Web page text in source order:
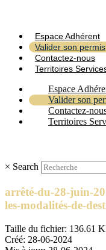
Espace Adhérent
Valider son permis
Contactez-nous
Territoires
Espace
Valider son
Contactez-
Territoires
× Search
arrêté-du-28-juin-
les-modalités-de-
Taille du fichier: 136.61
Créé: 28-06-2024